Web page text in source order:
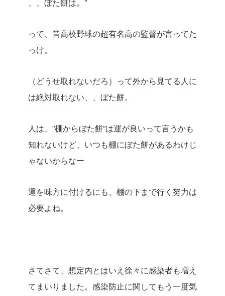
って、昔高校野球の超有名高の監督が言ってた
っけ。
（どうせ取れないだろ）って外から見てる人に
は絶対取れない、、ぼた餅。
人は、”棚からぼた餅”は運が良いって言うかも
知れないけど、いつも棚にぼた餅があるわけじ
ゃないからなー
運を味方に付けるにも、棚の下まで行く努力は
必要よね。
さてさて、想定内とはいえ徐々に感染者も増え
てまいりました。感染防止に関してもう一度気